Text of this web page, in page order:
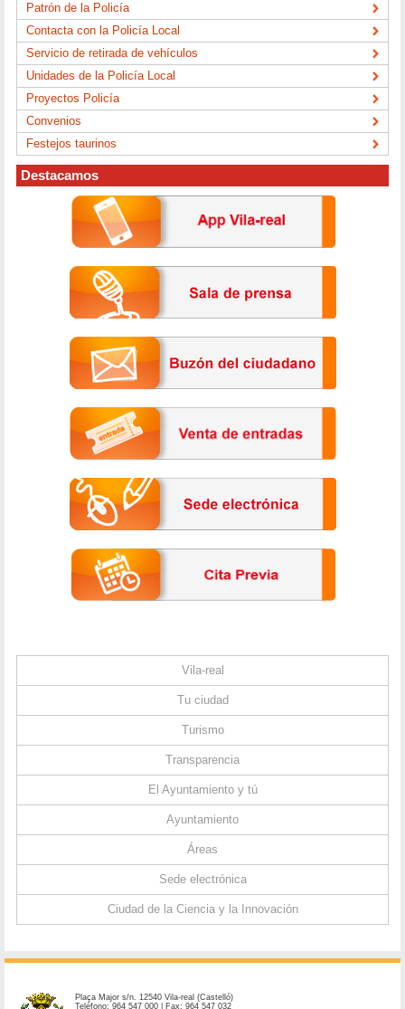
Patrón de la Policía
Contacta con la Policía Local
Servicio de retirada de vehículos
Unidades de la Policía Local
Proyectos Policía
Convenios
Festejos taurinos
Destacamos
Vila-real
Tu ciudad
Turismo
Transparencia
El Ayuntamiento y tú
Ayuntamiento
Áreas
Sede electrónica
Ciudad de la Ciencia y la Innovación
Plaça Major s/n. 12540 Vila-real (Castelló)
Teléfono: 964 547 000 | Fax: 964 547 032